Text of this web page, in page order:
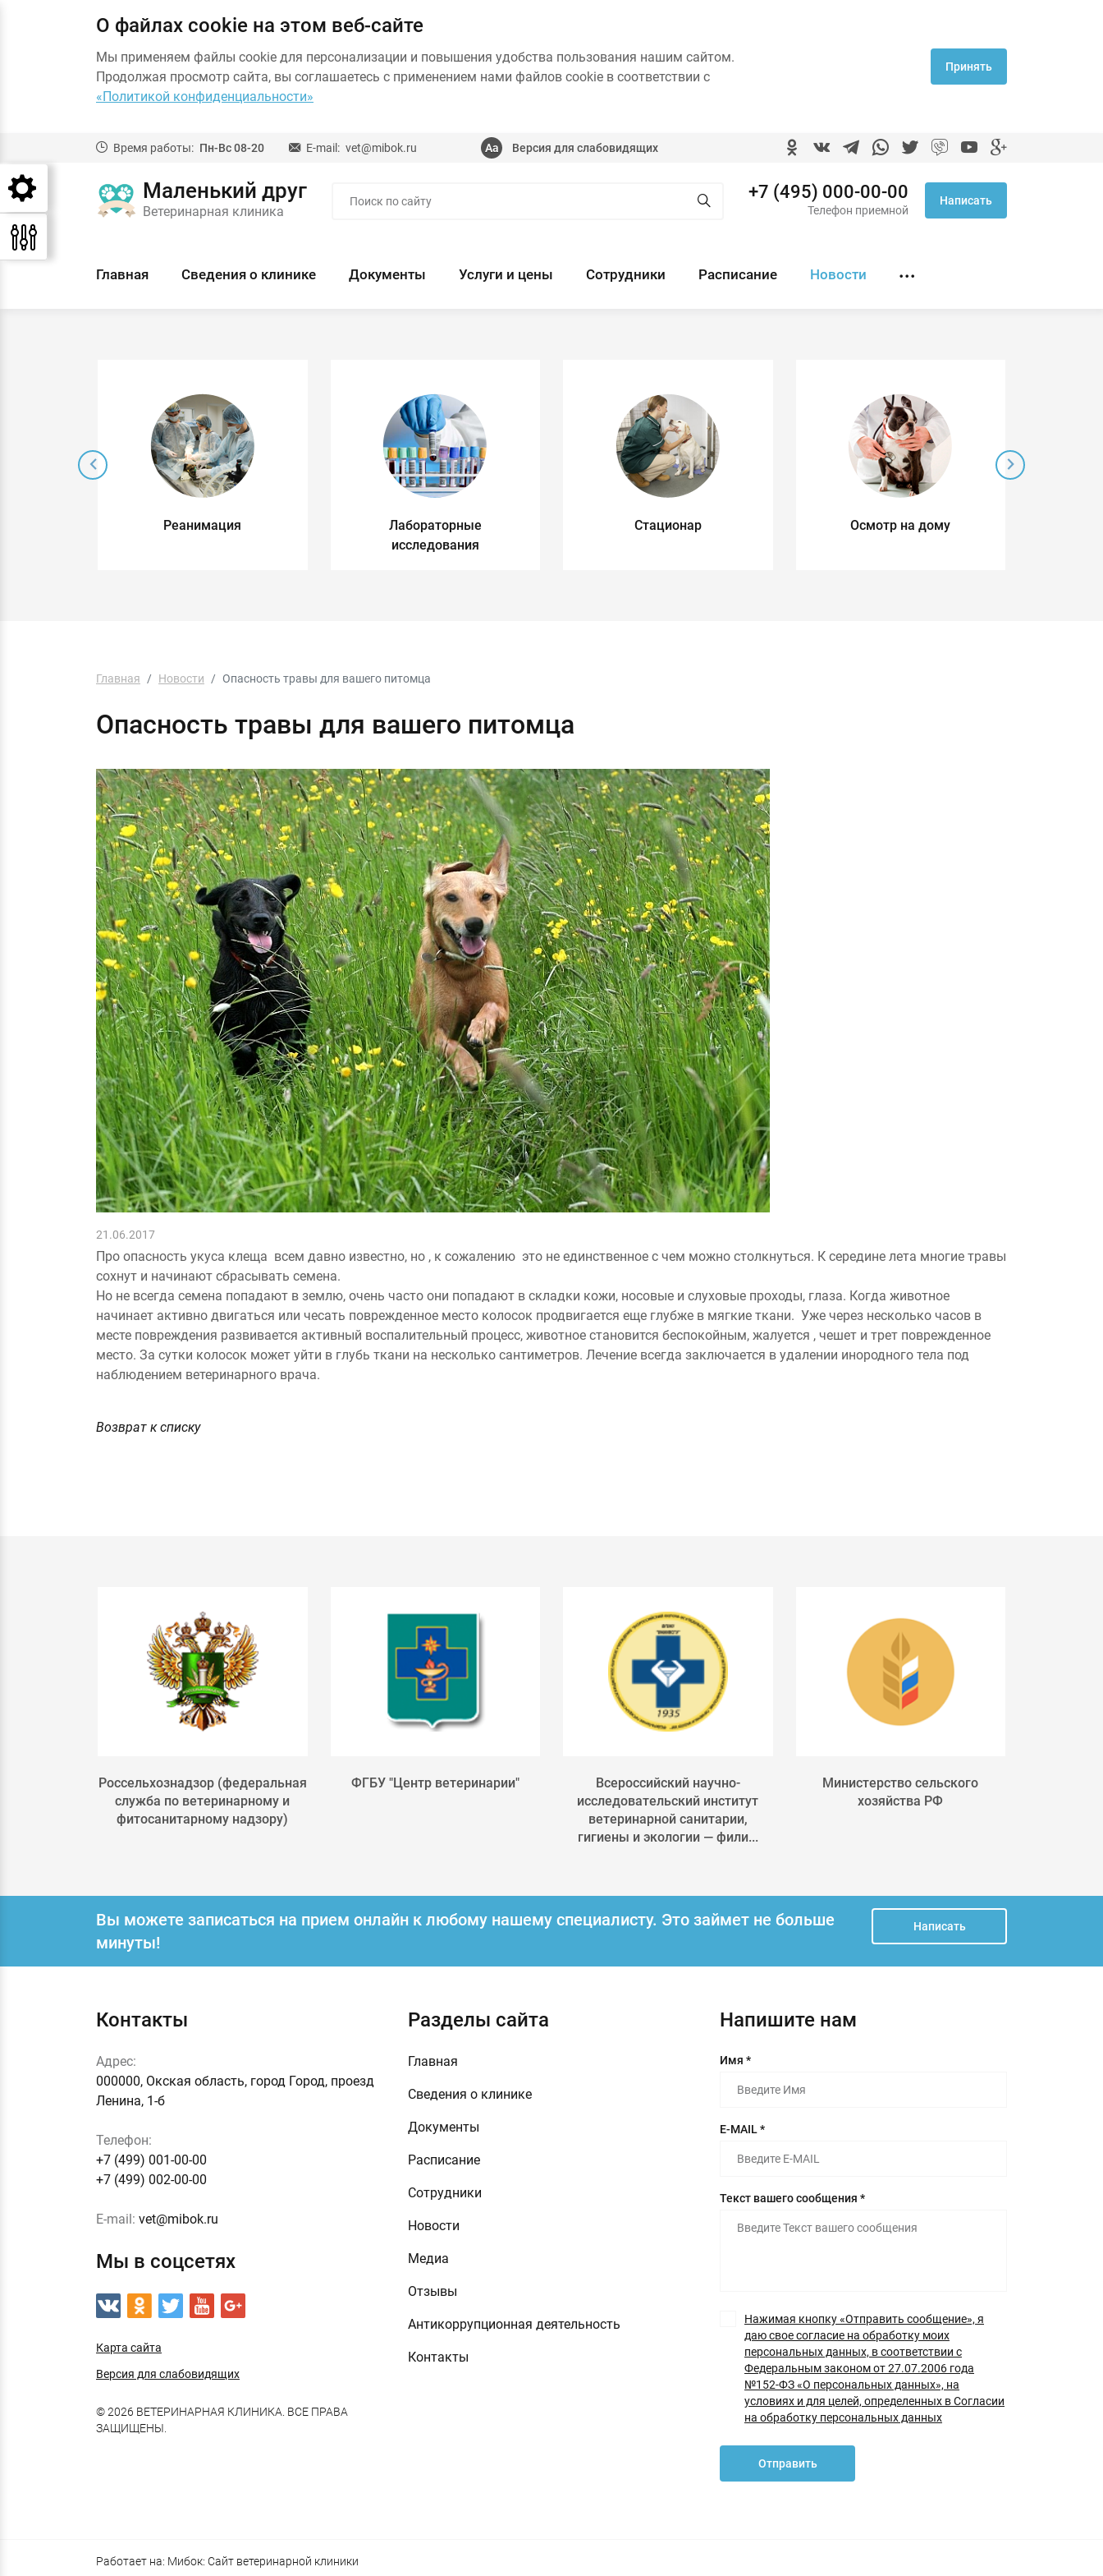
О файлах cookie на этом веб-сайте
Мы применяем файлы cookie для персонализации и повышения удобства пользования нашим сайтом.
Продолжая просмотр сайта, вы соглашаетесь с применением нами файлов cookie в соответствии с
«Политикой конфиденциальности»
Принять
Время работы: Пн-Вс 08-20 E-mail: vet@mibok.ru Версия для слабовидящих
Маленький друг
Ветеринарная клиника
+7 (495) 000-00-00
Телефон приемной
Написать
Главная Сведения о клинике Документы Услуги и цены Сотрудники Расписание Новости
Реанимация
Лабораторные
исследования
Стационар Осмотр на дому
Главная Новости Опасность травы для вашего питомца
Опасность травы для вашего питомца
21.06.2017
Про опасность укуса клеща всем давно известно, но , к сожалению это не единственное с чем можно столкнуться. К середине лета многие травы
сохнут и начинают сбрасывать семена.
Но не всегда семена попадают в землю, очень часто они попадают в складки кожи, носовые и слуховые проходы, глаза. Когда животное
начинает активно двигаться или чесать поврежденное место колосок продвигается еще глубже в мягкие ткани. Уже через несколько часов в
месте повреждения развивается активный воспалительный процесс, животное становится беспокойным, жалуется , чешет и трет поврежденное
место. За сутки колосок может уйти в глубь ткани на несколько сантиметров. Лечение всегда заключается в удалении инородного тела под
наблюдением ветеринарного врача.
Возврат к списку
Россельхознадзор (федеральная
служба по ветеринарному и
фитосанитарному надзору)
ФГБУ "Центр ветеринарии"
Всероссийский научно-
исследовательский институт
ветеринарной санитарии,
гигиены и экологии — фили...
Министерство сельского
хозяйства РФ
Вы можете записаться на прием онлайн к любому нашему специалисту. Это займет не больше
минуты!
Написать
Контакты
Адрес:
000000, Окская область, город Город, проезд
Ленина, 1-б
Телефон:
+7 (499) 001-00-00
+7 (499) 002-00-00
E-mail: vet@mibok.ru
Мы в соцсетях
Карта сайта
Версия для слабовидящих
© 2026 ВЕТЕРИНАРНАЯ КЛИНИКА. ВСЕ ПРАВА
ЗАЩИЩЕНЫ.
Разделы сайта
Главная
Сведения о клинике
Документы
Расписание
Сотрудники
Новости
Медиа
Отзывы
Антикоррупционная деятельность
Контакты
Напишите нам
Имя *
E-MAIL *
Текст вашего сообщения *
Нажимая кнопку «Отправить сообщение», я
даю свое согласие на обработку моих
персональных данных, в соответствии с
Федеральным законом от 27.07.2006 года
№152-ФЗ «О персональных данных», на
условиях и для целей, определенных в Согласии
на обработку персональных данных
Отправить
Работает на: Мибок: Сайт ветеринарной клиники